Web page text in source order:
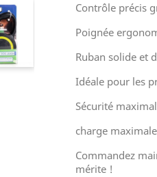
Contrôle précis
Poignée
Ruban solide et
Idéale pour les
Sécurité
charge
Commandez
mérite !